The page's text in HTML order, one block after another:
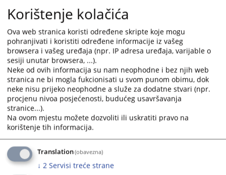
radnjom iz čl. 334. st. 1. KZ FBiH,
- kaznenog djela: Nesavjesan nadzor nad javnim prometom iz
čl. 335. st. 1. i 2. KZ FBiH,
postoji kad vrijednost imovine prelazi 30.000,00 (trideset tisuća
konvertibilnih maraka).
7. Zakonsko obilježje «imovina velike vrijednosti» kod:
- kaznenog djela: Neizvršenje i odbijanje izvršenja naređenja iz
čl. 399. st. 1.KZ FBiH,
- kaznenog djela: Povreda stražarske, patrolne ili druge slične
službe iz čl. 405. st. 1. KZ FBiH,
- kaznenog djela: Podnošenje neistinitog raporta i izvješća iz čl.
406. KZ FBiH,
- kazenog djela: Nepoduzimanje mjera za zaštitu vojne jedinice
iz čl. 407. st. 1. KZ FBiH, («imovina velike vrijednosti»),
- kaznenog djela: Neosiguranje pri vojnim vježbama iz čl. 408.
st. 1. KZ FBiH,
Korištenje kolačića
Ova web stranica koristi određene skripte koje mogu
pohranjivati i koristiti određene informacije iz vašeg
browsera i vašeg uređaja (npr. IP adresa uređaja, varijable o
sesiji unutar browsera, ...).
Neke od ovih informacija su nam neophodne i bez njih web
stranica ne bi mogla fukcionisati u svom punom obimu, dok
neke nisu prijeko neophodne a služe za dodatne stvari (npr.
procjenu nivoa posjećenosti, budućeg usavršavanja
stranice...).
Na ovom mjestu možete dozvoliti ili uskratiti pravo na
korištenje tih informacija.
Translation(obavezna)
↓ 2 Servisi treće strane